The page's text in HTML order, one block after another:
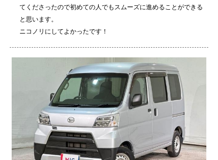
てくださったので初めての人でもスムーズに進めることができる
と思います。
ニコノリにしてよかったです！